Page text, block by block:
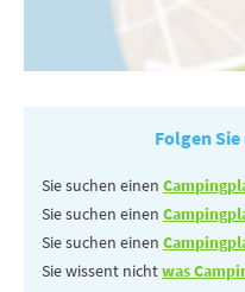
Folgen
Sie suchen einen
Sie suchen einen
Sie suchen einen
Sie wissent nichtwas